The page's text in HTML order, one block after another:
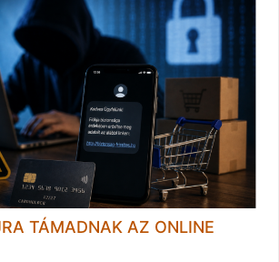
TÁMADNAK AZ ONLINE